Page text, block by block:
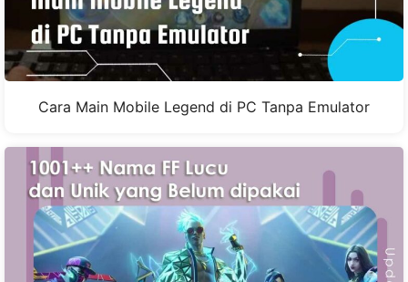
Cara Main Mobile Legend di PC Tanpa Emulator